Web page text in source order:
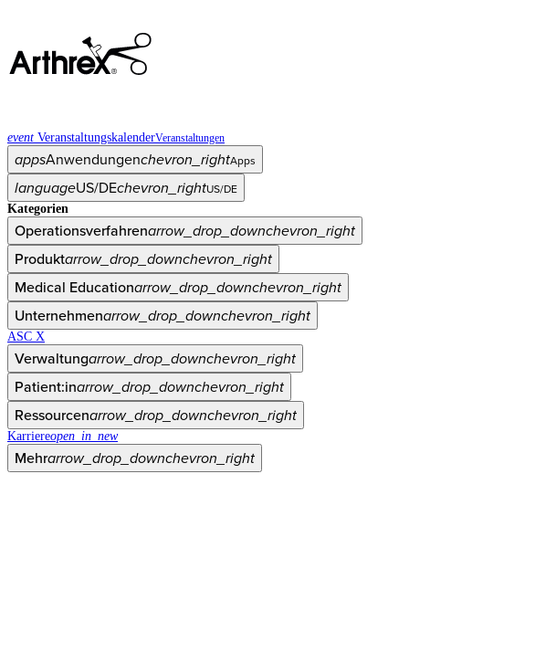
event VeranstaltungskalenderVeranstaltungen
appsAnwendungenchevron_rightApps
languageUS/DEchevron_rightUS/DE
Kategorien
Operationsverfahrenarrow_drop_downchevron_right
Produktarrow_drop_downchevron_right
Medical Educationarrow_drop_downchevron_right
Unternehmenarrow_drop_downchevron_right
ASC X
Verwaltungarrow_drop_downchevron_right
Patient:inarrow_drop_downchevron_right
Ressourcenarrow_drop_downchevron_right
Karriereopen_in_new
Mehrarrow_drop_downchevron_right